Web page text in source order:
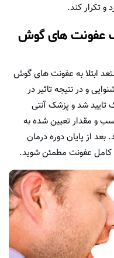
و تکرار کند.
عفونت های گوش
ابتلا به عفونت های گوش
و در نتیجه تاثیر در
تایید شد و پزشک آنتی
و مقدار تعیین شده به
بعد از پایان دوره درمان
کامل عفونت مطمئن شوید.